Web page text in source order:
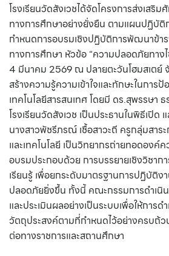
โรงเรียนวัดสังเวชได้จัดโครงการส่งเสริ
ทางการศึกษาอย่างยั่งยืน ตามแผนปฏิบัติ
กำหนดการอบรมเชิงปฏิบัติการพัฒนาข้า
ทางการศึกษา หัวข้อ “ความปลอดภัยทาง
4 มีนาคม 2569 ณ ปลายตะวันโฮมสเตย์
สร้างความรู้ความเข้าใจและทักษะในกา
เทคโนโลยีสารสนเทศ โดยมี ดร.สุพรรษา
โรงเรียนวัดสังเวช เป็นประธานในพิธีเปิด
นางสาวพัชรีภรณ์ เชื้อสาวะถี ครูกลุ่มสาร
และเทคโนโลยี เป็นวิทยากรถ่ายทอดองค์
อบรมประกอบด้วย การบรรยายเชิงวิชาก
เรียนรู้ เพื่อยกระดับมาตรฐานการปฏิบัติง
ปลอดภัยยิ่งขึ้น ทั้งนี้ คณะกรรมการดำเนิ
และประเมินผลอย่างเป็นระบบเพื่อให้การด
วัตถุประสงค์ตามที่กำหนดไว้อย่างครบถ้ว
ต่อทางราชการและสถานศึกษา